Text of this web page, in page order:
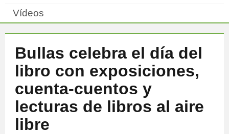
Vídeos
Bullas celebra el día del
libro con exposiciones,
cuenta-cuentos y
lecturas de libros al aire
libre